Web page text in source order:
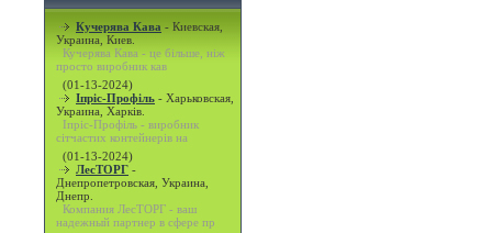
Кучерява Кава - Киевская,
Украина, Киев.
Кучерява Кава - це більше, ніж
просто виробник кав
(01-13-2024)
Іпріс-Профіль - Харьковская,
Украина, Харків.
Іпріс-Профіль - виробник
сітчастих контейнерів на
(01-13-2024)
ЛесТОРГ -
Днепропетровская, Украина,
Днепр.
Компания ЛесТОРГ - ваш
надежный партнер в сфере пр